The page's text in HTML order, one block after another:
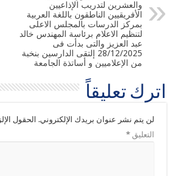
والعشرين لتدريب الإذاعيين
الأفريقيين الناطقون باللغة العربية
بمركز الدرسات بالمجلس الاعلى
لتنظيم الاعلام برئاسة المهندس خالد
عبد العزيز والتى بدأت فى
28/12/2025 إلتقى الدارسين بنخبة
من الإعلاميين و أساتذة الجامعة
اترك تعليقاً
لن يتم نشر عنوان بريدك الإلكتروني. الحقول
التعليق*